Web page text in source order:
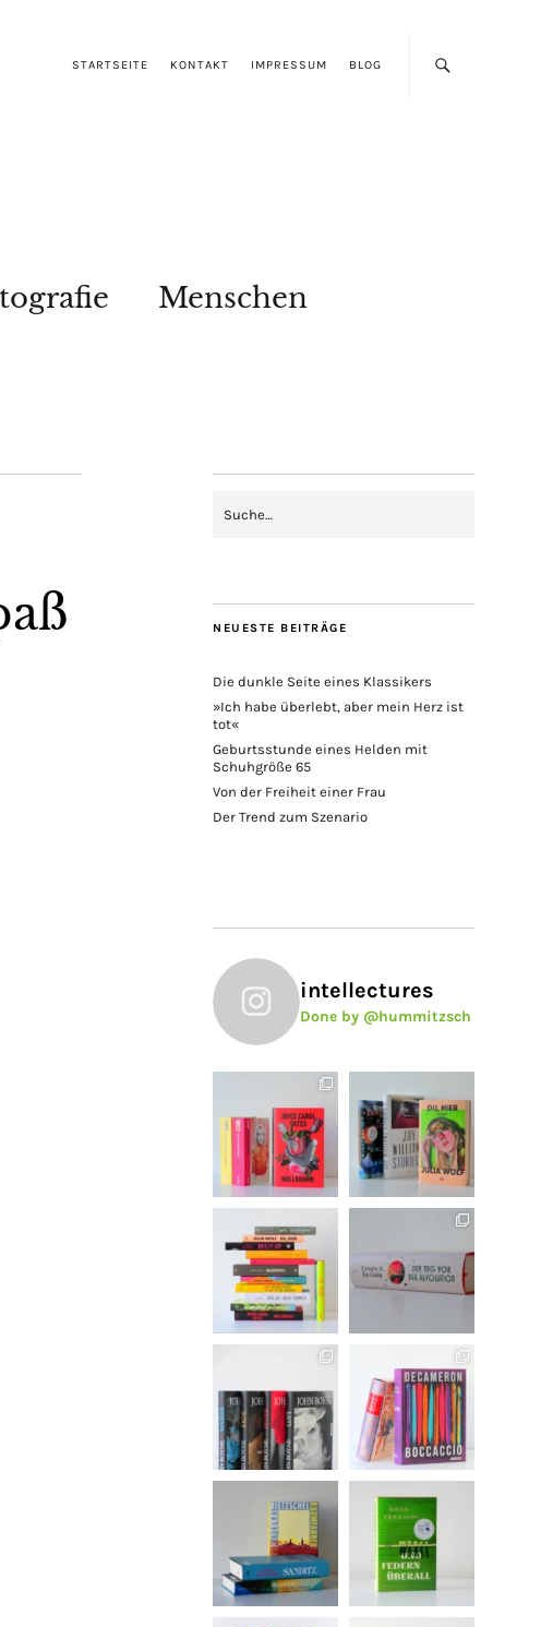
STARTSEITE KONTAKT IMPRESSUM BLOG
Menschen
NEUESTE BEITRÄGE
Die dunkle Seite eines Klassikers
»Ich habe überlebt, aber mein Herz ist
tot«
Geburtsstunde eines Helden mit
Schuhgröße 65
Von der Freiheit einer Frau
Der Trend zum Szenario
intellectures
Done by @hummitzsch